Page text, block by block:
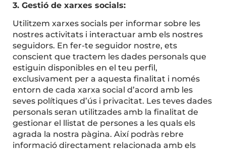
3. Gestió de xarxes socials:
Utilitzem xarxes socials per informar sobre les
nostres activitats i interactuar amb els nostres
seguidors. En fer-te seguidor nostre, ets
conscient que tractem les dades personals que
estiguin disponibles en el teu perfil,
exclusivament per a aquesta finalitat i només
entorn de cada xarxa social d’acord amb les
seves polítiques d’ús i privacitat. Les teves dades
personals seran utilitzades amb la finalitat de
gestionar el llistat de persones a les quals els
agrada la nostra pàgina. Així podràs rebre
informació directament relacionada amb els